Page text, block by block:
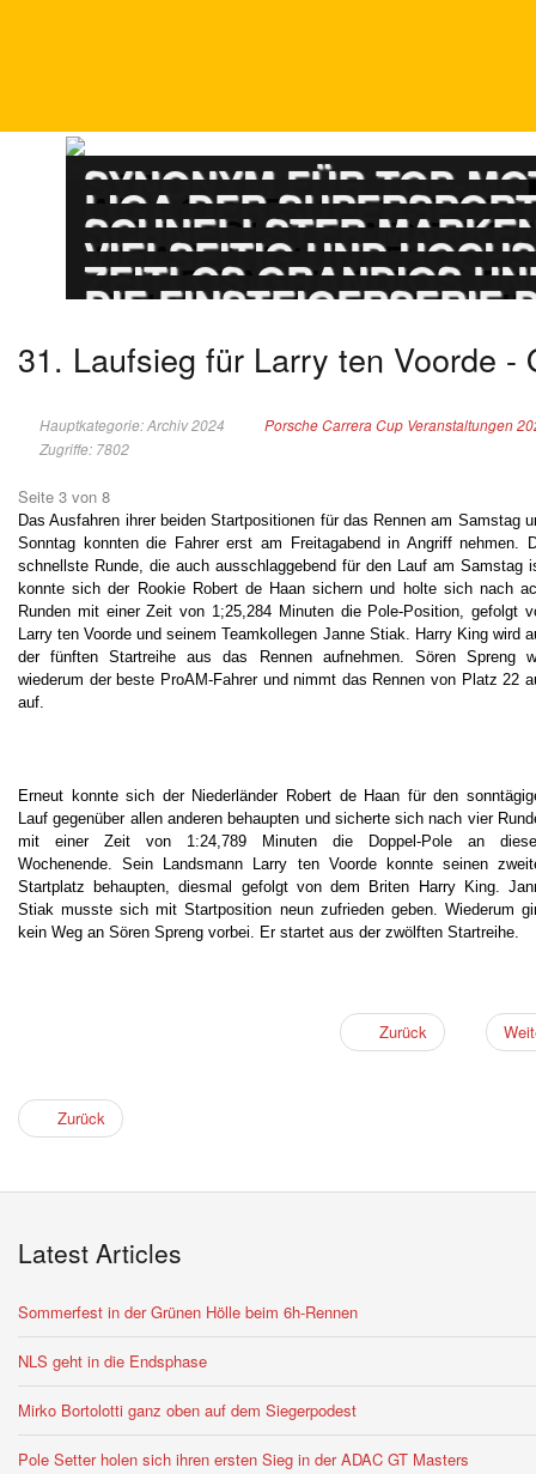
DTM
SYNONYM FÜR TOP-
ADAC GT MASTERS
LIGA DER
PORSCHE
SCHNELLSTER
ADAC GT4
VIELSEITIG UND
TOURENWAGEN
ZEITLOS GRANDIOS
TOURENWAGEN
DIE EINSTEIGERSERIE
31. Laufsieg für Larry ten Voorde -
Hauptkategorie: Archiv 2024
Porsche Carrera Cup Veranstaltungen
Zugriffe: 7802
Seite 3 von 8
Das Ausfahren ihrer beiden Startpositionen für das Rennen am Samstag
Sonntag konnten die Fahrer erst am Freitagabend in Angriff nehmen.
schnellste Runde, die auch ausschlaggebend für den Lauf am Samstag
konnte sich der Rookie Robert de Haan sichern und holte sich nach
Runden mit einer Zeit von 1;25,284 Minuten die Pole-Position, gefolgt
Larry ten Voorde und seinem Teamkollegen Janne Stiak. Harry King wird
der fünften Startreihe aus das Rennen aufnehmen. Sören Spreng
wiederum der beste ProAM-Fahrer und nimmt das Rennen von Platz 22
auf.
Erneut konnte sich der Niederländer Robert de Haan für den
Lauf gegenüber allen anderen behaupten und sicherte sich nach vier
mit einer Zeit von 1:24,789 Minuten die Doppel-Pole an
Wochenende. Sein Landsmann Larry ten Voorde konnte seinen
Startplatz behaupten, diesmal gefolgt von dem Briten Harry King.
Stiak musste sich mit Startposition neun zufrieden geben. Wiederum
kein Weg an Sören Spreng vorbei. Er startet aus der zwölften Startreihe.
Zurück
Zurück
Latest Articles
Sommerfest in der Grünen Hölle beim 6h-Rennen
NLS geht in die Endsphase
Mirko Bortolotti ganz oben auf dem Siegerpodest
Pole Setter holen sich ihren ersten Sieg in der ADAC GT Masters